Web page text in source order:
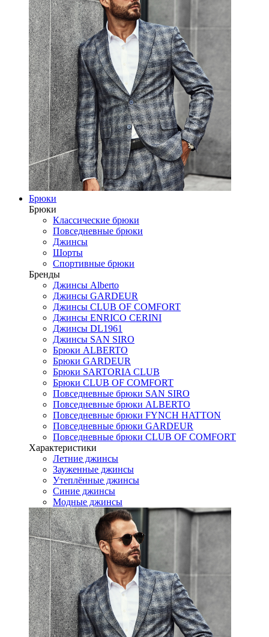
Брюки
Брюки
Классические брюки
Повседневные брюки
Джинсы
Шорты
Спортивные брюки
Бренды
Джинсы Alberto
Джинсы GARDEUR
Джинсы CLUB OF COMFORT
Джинсы ENRICO CERINI
Джинсы DL1961
Джинсы SAN SIRO
Брюки ALBERTO
Брюки GARDEUR
Брюки SARTORIA CLUB
Брюки CLUB OF COMFORT
Повседневные брюки SAN SIRO
Повседневные брюки ALBERTO
Повседневные брюки FYNCH HATTON
Повседневные брюки GARDEUR
Повседневные брюки CLUB OF COMFORT
Характеристики
Летние джинсы
Зауженные джинсы
Утеплённые джинсы
Синие джинсы
Модные джинсы